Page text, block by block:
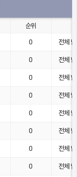
순위
0 전체
0 전체
0 전체
0 전체
0 전체
0 전체
0 전체
0 전체